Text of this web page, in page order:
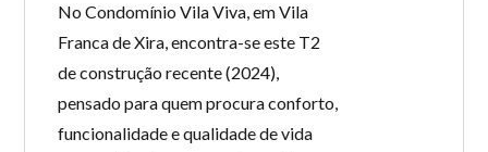
No Condomínio Vila Viva, em Vila
Franca de Xira, encontra-se este T2
de construção recente (2024),
pensado para quem procura conforto,
funcionalidade e qualidade de vida